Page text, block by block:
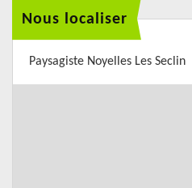
Nous localiser
Paysagiste Noyelles Les Seclin